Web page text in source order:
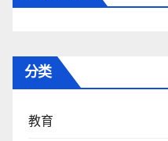
分类
教育